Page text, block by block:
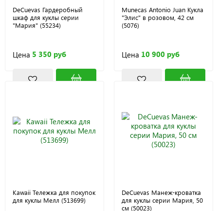
DeCuevas Гардеробный
шкаф для куклы серии
"Мария" (55234)
Цена 5 350 руб
Munecas Antonio Juan Кукла
"Элис" в розовом, 42 см
(5076)
Цена 10 900 руб
Kawaii Тележка для покупок
для куклы Мелл (513699)
DeCuevas Манеж-кроватка
для куклы серии Мария, 50
см (50023)